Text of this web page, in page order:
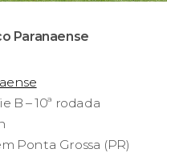
Paranaense
B – 10ª rodada
Ponta Grossa (PR)